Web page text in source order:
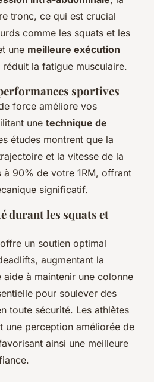
tronc, ce qui est crucial
comme les squats et les
une meilleure exécution
réduit la fatigue musculaire.
sportives
force améliore vos
une technique de
études montrent que la
et la vitesse de la
à 90% de votre 1RM, offrant
significatif.
durant les squats et
un soutien optimal
augmentant la
aide à maintenir une colonne
pour soulever des
toute sécurité. Les athlètes
une perception améliorée de
ainsi une meilleure